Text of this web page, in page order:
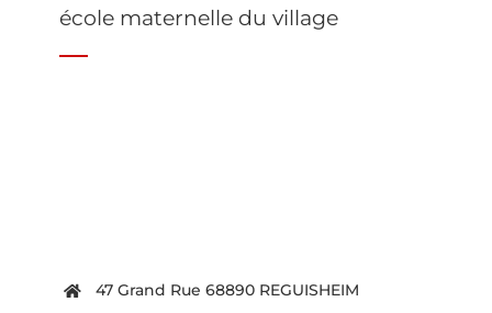
école maternelle du village
47 Grand Rue 68890 REGUISHEIM